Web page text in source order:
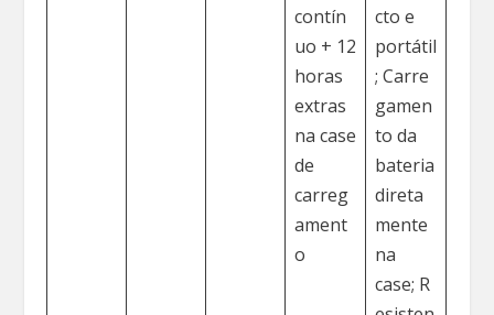
contín
uo + 12
horas
extras
na case
de
carreg
ament
o
cto e
portátil
; Carre
gamen
to da
bateria
direta
mente
na
case; R